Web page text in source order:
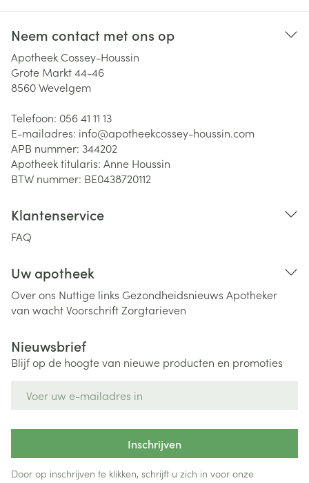
Neem contact met ons op
Apotheek Cossey-Houssin
Grote Markt 44-46
8560Wevelgem
Telefoon: 056 41 11 13
E-mailadres: info@apotheekcossey-houssin.com
APB nummer: 344202
Apotheek titularis: Anne Houssin
BTW nummer: BE0438720112
Klantenservice
FAQ
Uw apotheek
Over ons Nuttige links Gezondheidsnieuws Apotheker
van wachtVoorschriftZorgtarieven
Nieuwsbrief
Blijf op de hoogte van nieuwe producten en promoties
Inschrijven
Door op inschrijven te klikken, schrijft u zich in voor onze